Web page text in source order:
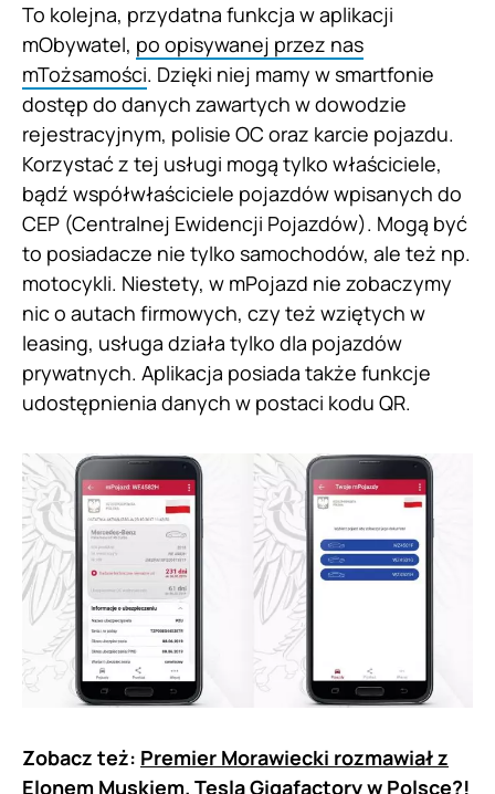
To kolejna, przydatna funkcja w aplikacji
mObywatel, po opisywanej przez nas
mTożsamości. Dzięki niej mamy w smartfonie
dostęp do danych zawartych w dowodzie
rejestracyjnym, polisie OC oraz karcie pojazdu.
Korzystać z tej usługi mogą tylko właściciele,
bądź współwłaściciele pojazdów wpisanych do
CEP (Centralnej Ewidencji Pojazdów). Mogą być
to posiadacze nie tylko samochodów, ale też np.
motocykli. Niestety, w mPojazd nie zobaczymy
nic o autach firmowych, czy też wziętych w
leasing, usługa działa tylko dla pojazdów
prywatnych. Aplikacja posiada także funkcje
udostępnienia danych w postaci kodu QR.
Zobacz też: Premier Morawiecki rozmawiał z
Elonem Muskiem. Tesla Gigafactory w Polsce?!